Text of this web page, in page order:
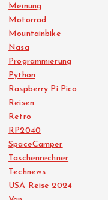
Meinung
Motorrad
Mountainbike
Nasa
Programmierung
Python
Raspberry Pi Pico
Reisen
Retro
RP2040
SpaceCamper
Taschenrechner
Technews
USA Reise 2024